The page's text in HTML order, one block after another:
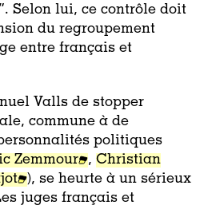
Selon lui, ce contrôle doit
du regroupement
entre français et
Valls de stopper
commune à de
politiques
Zemmour , Christian
), se heurte à un sérieux
juges français et